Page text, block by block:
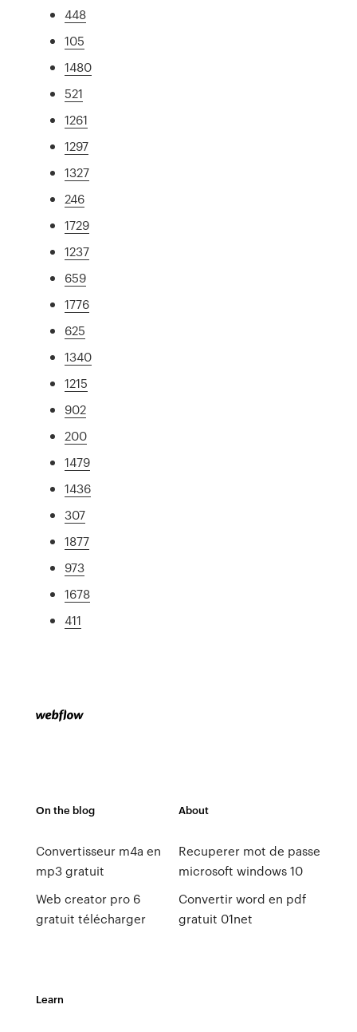
448
105
1480
521
1261
1297
1327
246
1729
1237
659
1776
625
1340
1215
902
200
1479
1436
307
1877
973
1678
411
On the blog
Convertisseur m4a en
mp3 gratuit
Web creator pro 6
gratuit télécharger
About
Recuperer mot de passe
microsoft windows 10
Convertir word en pdf
gratuit 01net
Learn